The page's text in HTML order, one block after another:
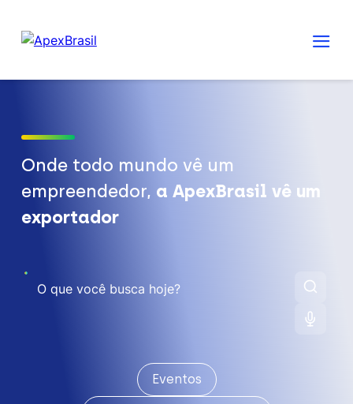
Onde todo mundo vê um
empreendedor, a ApexBrasil vê um
exportador
Eventos